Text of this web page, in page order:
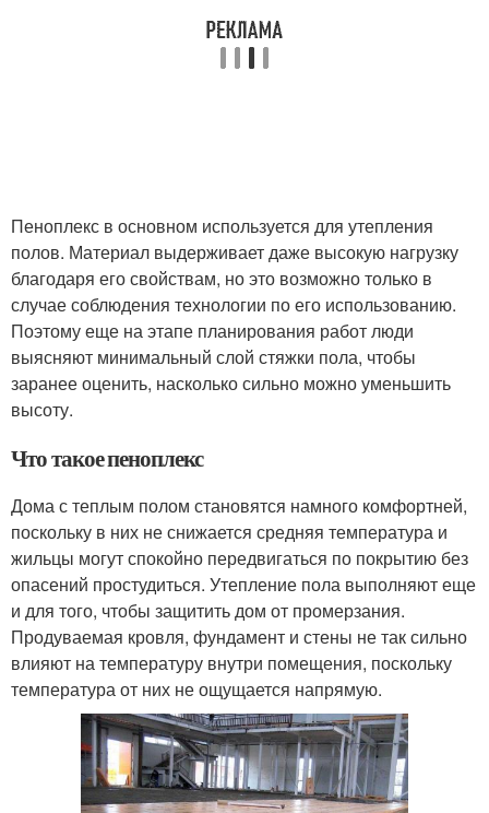
Пеноплекс в основном используется для утепления
полов. Материал выдерживает даже высокую нагрузку
благодаря его свойствам, но это возможно только в
случае соблюдения технологии по его использованию.
Поэтому еще на этапе планирования работ люди
выясняют минимальный слой стяжки пола, чтобы
заранее оценить, насколько сильно можно уменьшить
высоту.
Что такое пеноплекс
Дома с теплым полом становятся намного комфортней,
поскольку в них не снижается средняя температура и
жильцы могут спокойно передвигаться по покрытию без
опасений простудиться. Утепление пола выполняют еще
и для того, чтобы защитить дом от промерзания.
Продуваемая кровля, фундамент и стены не так сильно
влияют на температуру внутри помещения, поскольку
температура от них не ощущается напрямую.